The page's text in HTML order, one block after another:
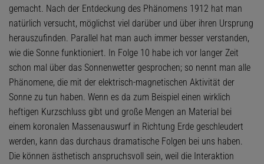
gemacht. Nach der Entdeckung des Phänomens 1912 hat man
natürlich versucht, möglichst viel darüber und über ihren Ursprung
herauszufinden. Parallel hat man auch immer besser verstanden,
wie die Sonne funktioniert. In Folge 10 habe ich vor langer Zeit
schon mal über das Sonnenwetter gesprochen; so nennt man alle
Phänomene, die mit der elektrisch-magnetischen Aktivität der
Sonne zu tun haben. Wenn es da zum Beispiel einen wirklich
heftigen Kurzschluss gibt und große Mengen an Material bei
einem koronalen Massenauswurf in Richtung Erde geschleudert
werden, kann das durchaus dramatische Folgen bei uns haben.
Die können ästhetisch anspruchsvoll sein, weil die Interaktion